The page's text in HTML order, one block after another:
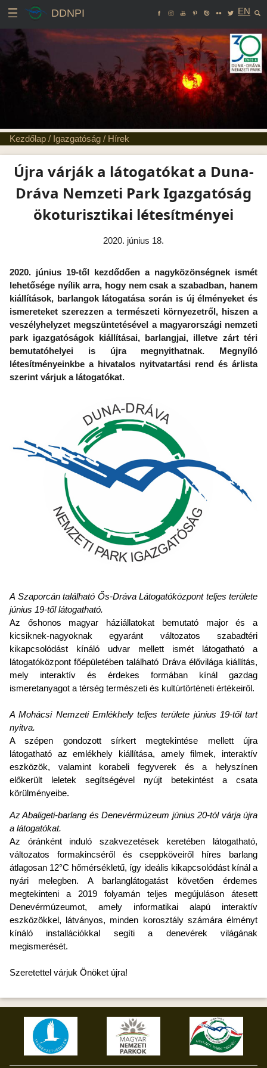
DDNPI EN
Kezdőlap / Igazgatóság / Hírek
Újra várják a látogatókat a Duna-
Dráva Nemzeti Park Igazgatóság
ökoturisztikai létesítményei
2020. június 18.
2020. június 19-től kezdődően a nagyközönségnek ismét
lehetősége nyílik arra, hogy nem csak a szabadban, hanem
kiállítások, barlangok látogatása során is új élményeket és
ismereteket szerezzen a természeti környezetről, hiszen a
veszélyhelyzet megszüntetésével a magyarországi nemzeti
park igazgatóságok kiállításai, barlangjai, illetve zárt téri
bemutatóhelyei is újra megnyithatnak. Megnyíló
létesítményeinkbe a hivatalos nyitvatartási rend és árlista
szerint várjuk a látogatókat.
A Szaporcán található Ős-Dráva Látogatóközpont teljes területe
június 19-től látogatható.
Az őshonos magyar háziállatokat bemutató major és a
kicsiknek-nagyoknak egyaránt változatos szabadtéri
kikapcsolódást kínáló udvar mellett ismét látogatható a
látogatóközpont főépületében található Dráva élővilága kiállítás,
mely interaktív és érdekes formában kínál gazdag
ismeretanyagot a térség természeti és kultúrtörténeti értékeiről.
A Mohácsi Nemzeti Emlékhely teljes területe június 19-től tart
nyitva.
A szépen gondozott sírkert megtekintése mellett újra
látogatható az emlékhely kiállítása, amely filmek, interaktív
eszközök, valamint korabeli fegyverek és a helyszínen
előkerült leletek segítségével nyújt betekintést a csata
körülményeibe.
Az Abaligeti-barlang és Denevérmúzeum június 20-tól várja újra
a látogatókat.
Az óránként induló szakvezetések keretében látogatható,
változatos formakincséről és cseppköveiről híres barlang
átlagosan 12°C hőmérsékletű, így ideális kikapcsolódást kínál a
nyári melegben. A barlanglátogatást követően érdemes
megtekinteni a 2019 folyamán teljes megújuláson átesett
Denevérmúzeumot, amely informatikai alapú interaktív
eszközökkel, látványos, minden korosztály számára élményt
kínáló installációkkal segíti a denevérek világának
megismerését.
Szeretettel várjuk Önöket újra!